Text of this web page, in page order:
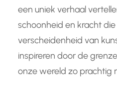
een uniek verhaal
schoonheid en kracht
verscheidenheid van
inspireren door de
onze wereld zo prachtig